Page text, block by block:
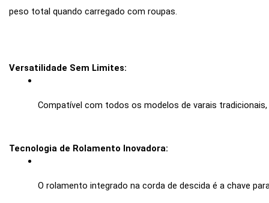
peso total quando carregado com roupas.
Versatilidade Sem Limites:
Compatível com todos os modelos de varais
Tecnologia de Rolamento Inovadora:
O rolamento integrado na corda de descida é a chave